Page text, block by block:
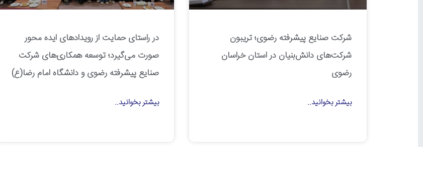
شرکت صنایع پیشرفته رضوی؛ تریبون
شرکت‌های دانش‌بنیان در استان خراسان
رضوی
بیشتر بخوانید..
در راستای حمایت از رویدادهای ایده محور
صورت می‌گیرد؛ توسعه همکاری‌های شرکت
صنایع پیشرفته رضوی و دانشگاه امام رضا(ع)
بیشتر بخوانید..